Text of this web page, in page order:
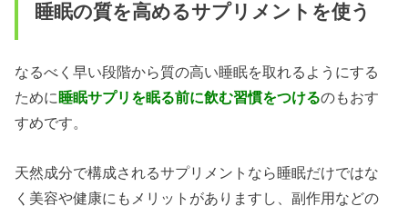
睡眠の質を高めるサプリメントを使う
なるべく早い段階から質の高い睡眠を取れるようにする
ために 睡眠サプリを眠る前に飲む習慣をつけるのもおす
すめです。
天然成分で構成されるサプリメントなら睡眠だけではな
く美容や健康にもメリットがありますし、副作用などの